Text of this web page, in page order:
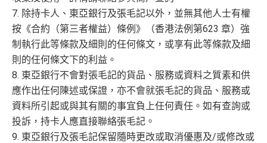
7. 除持卡人、東亞銀行及張毛記以外，並無其他人士有權
按《合約（第三者權益）條例》（香港法例第623 章）強
制執行此等條款及細則的任何條文，或享有此等條款及細
則的任何條文下的利益。
8. 東亞銀行不會對張毛記的貨品、服務或資料之質素和供
應作出任何陳述或保證，亦不會就張毛記的貨品、服務或
資料所引起或與其有關的事宜負上任何責任。如有查詢或
投訴，持卡人應直接聯絡張毛記。
9. 東亞銀行及張毛記保留隨時更改或取消優惠及/或修改或